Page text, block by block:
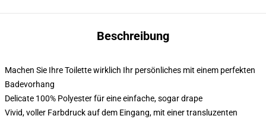
Beschreibung
Machen Sie Ihre Toilette wirklich Ihr persönliches mit einem perfekten
Badevorhang
Delicate 100% Polyester für eine einfache, sogar drape
Vivid, voller Farbdruck auf dem Eingang, mit einer transluzenten